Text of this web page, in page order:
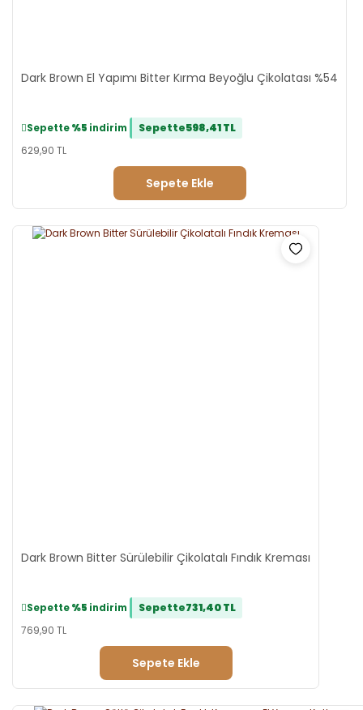
Dark Brown El Yapımı Bitter Kırma Beyoğlu Çikolatası %54
Sepette%5 indirim Sepette598,41 TL
629,90 TL
Sepete Ekle
Dark Brown Bitter Sürülebilir Çikolatalı Fındık Kreması
Sepette%5 indirim Sepette731,40 TL
769,90 TL
Sepete Ekle